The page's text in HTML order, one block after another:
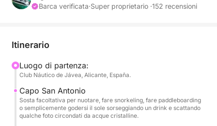
• Carburante non incluso.
// ATTREZZATURA DA SNORKELING PER 6
PERSONE – INCLUSA.
Se cerchi un'esperienza autentica in mare, lontano
Barca verificata·Super proprietario ·152 recensioni
Itinerario
Luogo di partenza:
Club Náutico de Jávea, Alicante, España.
Capo San Antonio
Sosta facoltativa per nuotare, fare snorkeling, fare paddleboarding
o semplicemente godersi il sole sorseggiando un drink e scattando
qualche foto circondati da acque cristalline.